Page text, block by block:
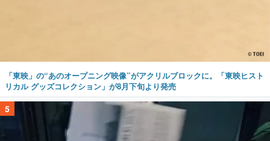
「東映」の“あのオープニング映像”がアクリルブロックに。「東映ヒスト
リカル グッズコレクション」が8月下旬より発売
5